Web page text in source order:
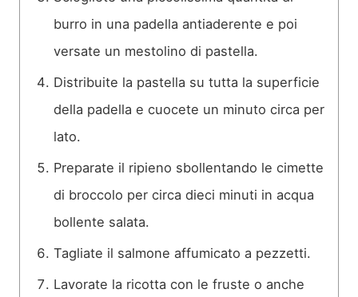
burro in una padella antiaderente e poi
versate un mestolino di pastella.
Distribuite la pastella su tutta la superficie
della padella e cuocete un minuto circa per
lato.
Preparate il ripieno sbollentando le cimette
di broccolo per circa dieci minuti in acqua
bollente salata.
Tagliate il salmone affumicato a pezzetti.
Lavorate la ricotta con le fruste o anche